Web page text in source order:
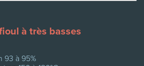
à très basses
93 à 95%